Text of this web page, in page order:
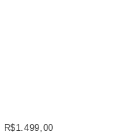
R$1.499,00